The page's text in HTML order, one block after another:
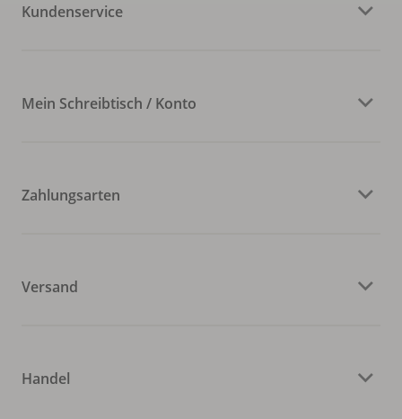
Kundenservice
Mein Schreibtisch / Konto
Zahlungsarten
Versand
Handel